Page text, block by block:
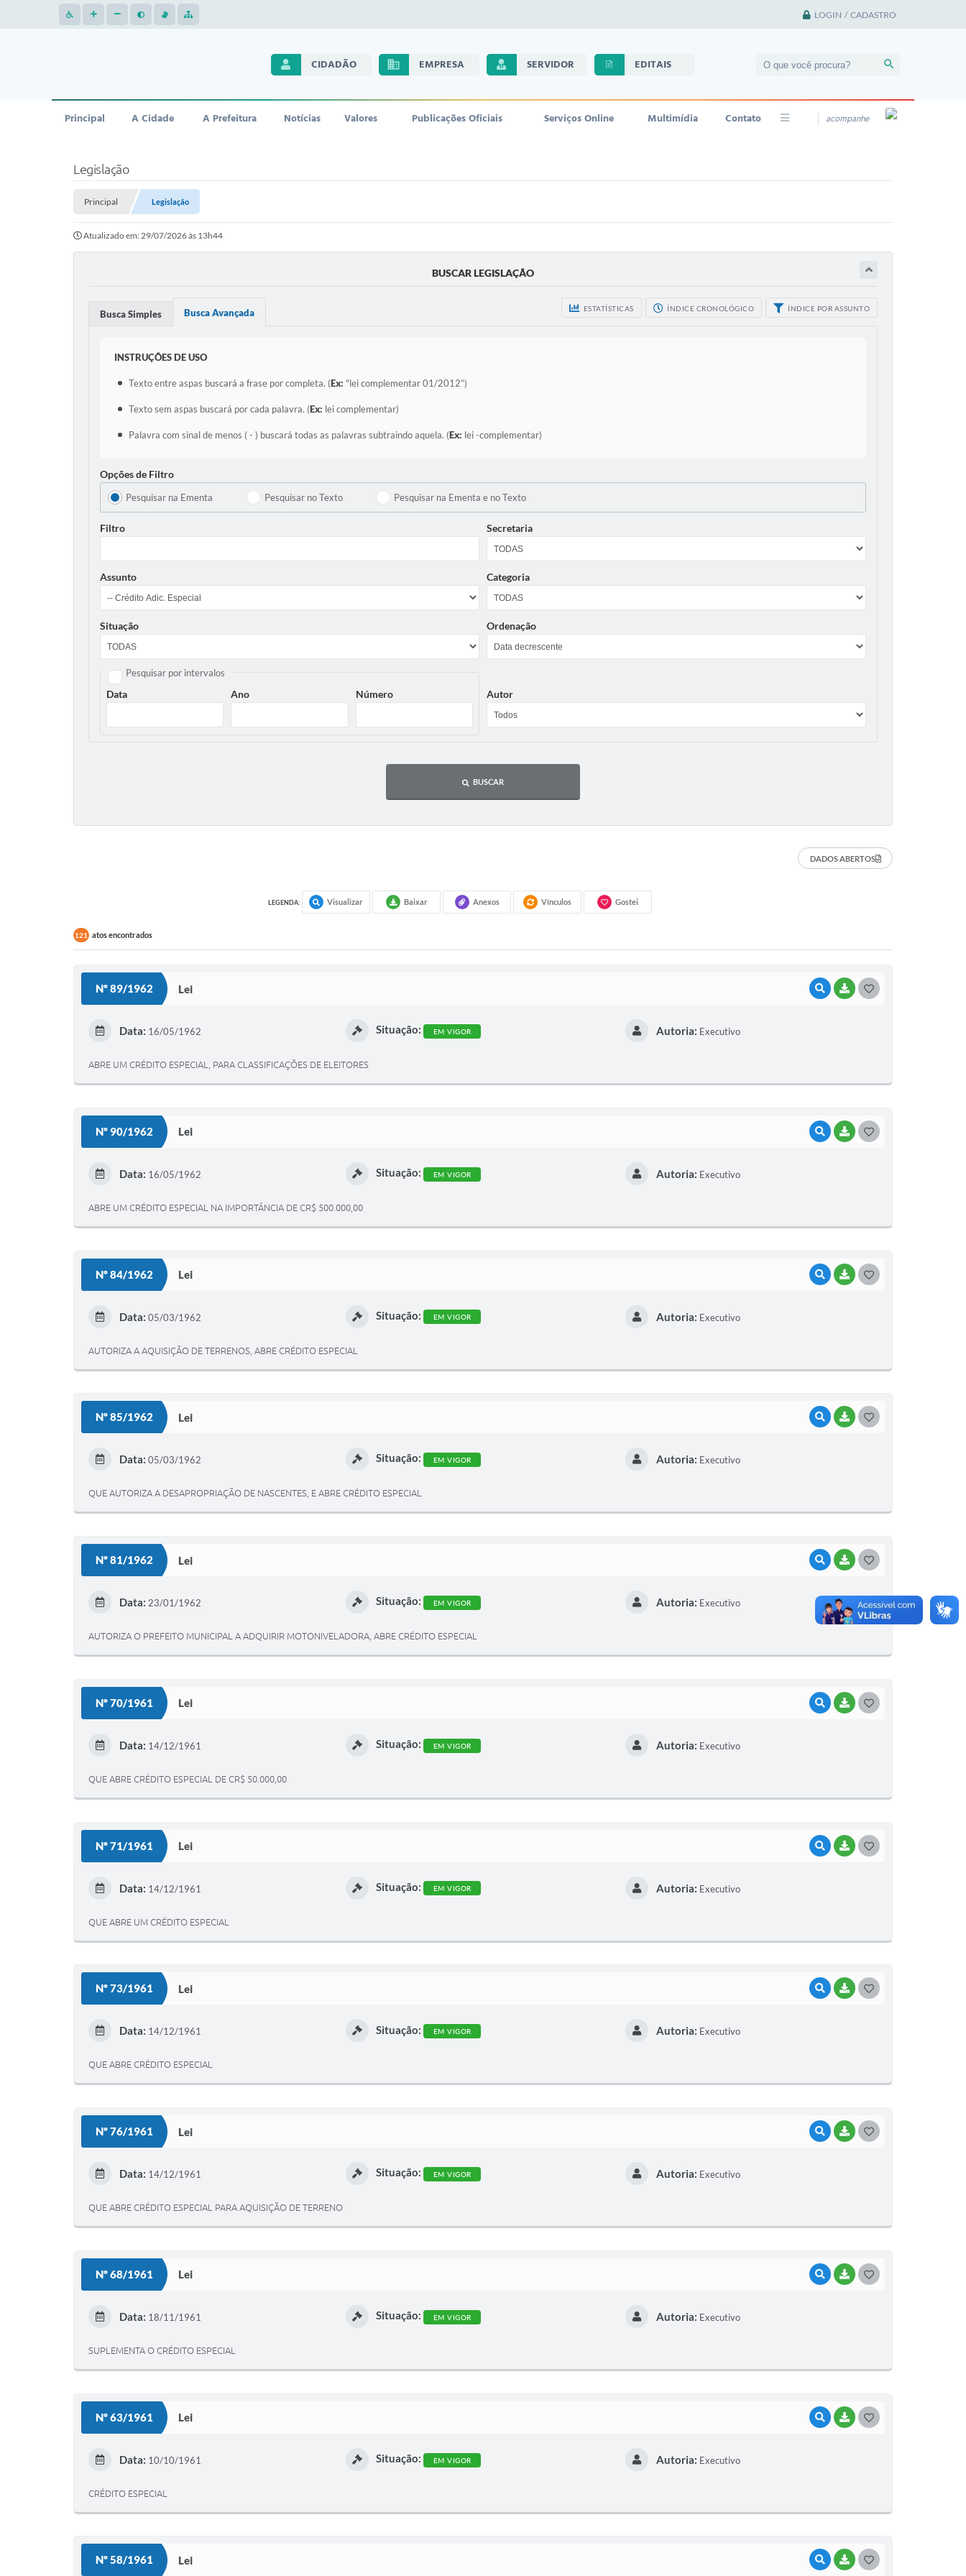
LOGIN / CADASTRO
CIDADÃO EMPRESA SERVIDOR EDITAIS
Principal A Cidade A Prefeitura Notícias Valores Publicações Oficiais Serviços Online Multimídia Contato acompanhe
Legislação
Principal Legislação
Atualizado em: 29/07/2026 às 13h44
BUSCAR LEGISLAÇÃO
ESTATÍSTICAS ÍNDICE CRONOLÓGICO ÍNDICE POR ASSUNTO
Busca Simples Busca Avançada
INSTRUÇÕES DE USO
Texto entre aspas buscará a frase por completa. (Ex: "lei complementar 01/2012”)
Texto sem aspas buscará por cada palavra. (Ex: lei complementar)
Palavra com sinal de menos ( - ) buscará todas as palavras subtraindo aquela. (Ex: lei -complementar)
Opções de Filtro
Pesquisar na Ementa Pesquisar no Texto Pesquisar na Ementa e no Texto
Filtro Secretaria
Assunto Categoria
Situação Ordenação
Pesquisar por intervalos
Data Ano Número Autor
BUSCAR
DADOS ABERTOS
LEGENDA: Visualizar Baixar Anexos Vínculos Gostei
121 atos encontrados
Nº 89/1962 Lei VISUALIZAR
BAIXAR
Data: 16/05/1962 Situação: EM VIGOR Autoria: Executivo
ABRE UM CRÉDITO ESPECIAL, PARA CLASSIFICAÇÕES DE ELEITORES
Nº 90/1962 Lei VISUALIZAR
BAIXAR
Data: 16/05/1962 Situação: EM VIGOR Autoria: Executivo
ABRE UM CRÉDITO ESPECIAL NA IMPORTÂNCIA DE CR$ 500.000,00
Nº 84/1962 Lei VISUALIZAR
BAIXAR
Data: 05/03/1962 Situação: EM VIGOR Autoria: Executivo
AUTORIZA A AQUISIÇÃO DE TERRENOS, ABRE CRÉDITO ESPECIAL
Nº 85/1962 Lei VISUALIZAR
BAIXAR
Data: 05/03/1962 Situação: EM VIGOR Autoria: Executivo
QUE AUTORIZA A DESAPROPRIAÇÃO DE NASCENTES, E ABRE CRÉDITO ESPECIAL
Nº 81/1962 Lei VISUALIZAR
BAIXAR
S
T
Data: 23/01/1962 Situação: EM VIGOR Autoria: Executivo
AUTORIZA O PREFEITO MUNICIPAL A ADQUIRIR MOTONIVELADORA, ABRE CRÉDITO ESPECIAL
Nº 70/1961 Lei VISUALIZAR
BAIXAR
Data: 14/12/1961 Situação: EM VIGOR Autoria: Executivo
QUE ABRE CRÉDITO ESPECIAL DE CR$ 50.000,00
Nº 71/1961 Lei VISUALIZAR
BAIXAR
Data: 14/12/1961 Situação: EM VIGOR Autoria: Executivo
QUE ABRE UM CRÉDITO ESPECIAL
Nº 73/1961 Lei VISUALIZAR
BAIXAR
Data: 14/12/1961 Situação: EM VIGOR Autoria: Executivo
QUE ABRE CRÉDITO ESPECIAL
Nº 76/1961 Lei VISUALIZAR
BAIXAR
Data: 14/12/1961 Situação: EM VIGOR Autoria: Executivo
QUE ABRE CRÉDITO ESPECIAL PARA AQUISIÇÃO DE TERRENO
Nº 68/1961 Lei VISUALIZAR
BAIXAR
Data: 18/11/1961 Situação: EM VIGOR Autoria: Executivo
SUPLEMENTA O CRÉDITO ESPECIAL
Nº 63/1961 Lei VISUALIZAR
BAIXAR
Data: 10/10/1961 Situação: EM VIGOR Autoria: Executivo
CRÉDITO ESPECIAL
Nº 58/1961 Lei VISUALIZAR
BAIXAR